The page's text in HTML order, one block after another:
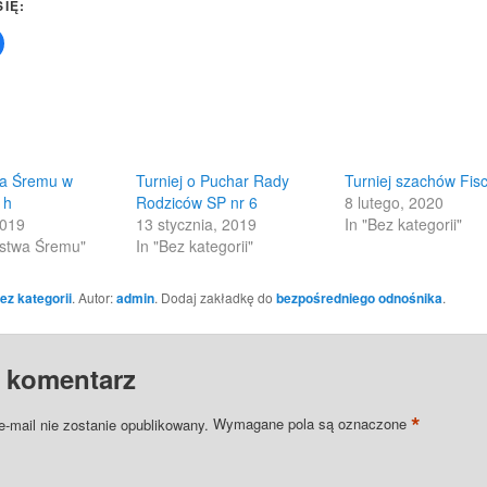
Click
Śremu w
Śremu"
Turniej o Puchar Rady
Rodziców SP nr 6
13 stycznia, 2019
In "Bez kategorii"
Turniej szachów
8 lutego, 2020
In "Bez kategorii"
kategorii. Autor:admin. Dodaj zakładkę do bezpośredniego odnośnika.
mail nie zostanie opublikowany. Wymagane pola są oznaczone *